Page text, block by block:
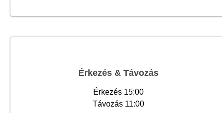
Érkezés & Távozás
Érkezés 15:00
Távozás 11:00